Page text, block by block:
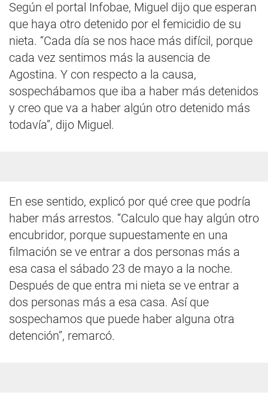
Según el portal Infobae, Miguel dijo que esperan
que haya otro detenido por el femicidio de su
nieta. “Cada día se nos hace más difícil, porque
cada vez sentimos más la ausencia de
Agostina. Y con respecto a la causa,
sospechábamos que iba a haber más detenidos
y creo que va a haber algún otro detenido más
todavía”, dijo Miguel.
En ese sentido, explicó por qué cree que podría
haber más arrestos. “Calculo que hay algún otro
encubridor, porque supuestamente en una
filmación se ve entrar a dos personas más a
esa casa el sábado 23 de mayo a la noche.
Después de que entra mi nieta se ve entrar a
dos personas más a esa casa. Así que
sospechamos que puede haber alguna otra
detención”, remarcó.